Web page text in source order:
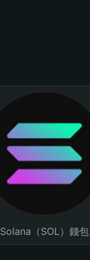
Solana（SOL）錢包